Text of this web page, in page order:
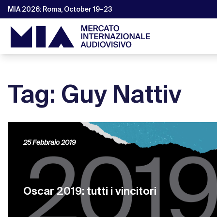
MIA 2026: Roma, October 19–23
Tag: Guy Nattiv
Oscar 2019: tutti i vincitori
25 Febbraio 2019